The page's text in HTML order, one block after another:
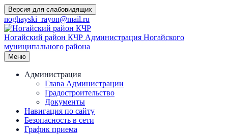
Перейти
к
содержимому
Версия для слабовидящих
noghayski_rayon@mail.ru
Ногайский район КЧР Администрация Ногайского
муниципального района
Меню
Администрация
Глава Администрации
Градостроительство
Документы
Навигация по сайту
Безопасность в сети
График приема